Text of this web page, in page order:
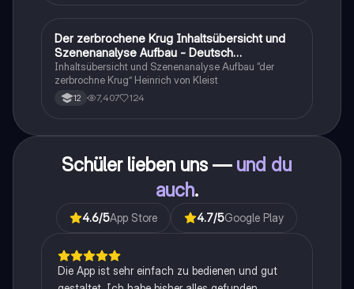
Deutsch
Der zerbrochene Krug Inhaltsübersicht und
Szenenanalyse Aufbau - Deutsch
Q1/Q2/Abitur
Inhaltsübersicht und Szenenanalyse Aufbau “der
zerbrochne Krug” Heinrich von Kleist
12 7,407 124
Schüler lieben uns — und du
auch.
4.6/5App Store 4.7/5Google Play
Die App ist sehr einfach zu bedienen und gut